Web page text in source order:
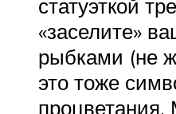
статуэткой
«заселите»
рыбками (не
это тоже